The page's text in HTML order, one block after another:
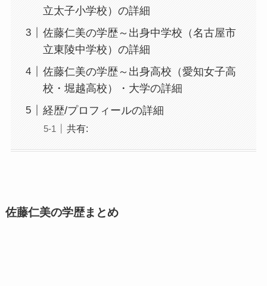
立太子小学校）の詳細
佐藤仁美の学歴～出身中学校（名古屋市
立東陵中学校）の詳細
佐藤仁美の学歴～出身高校（愛知女子高
校・堀越高校）・大学の詳細
経歴/プロフィールの詳細
共有:
佐藤仁美の学歴まとめ